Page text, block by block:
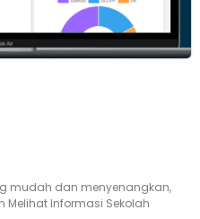
mudah dan menyenangkan,
Melihat Informasi Sekolah